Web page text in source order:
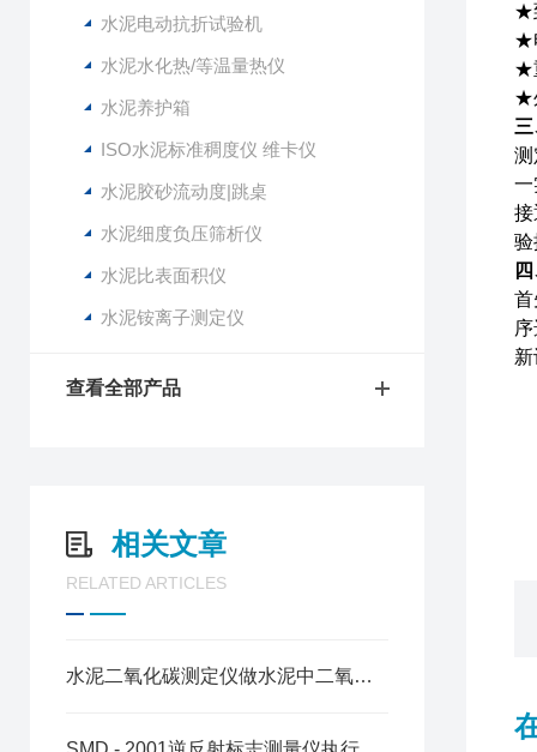
水泥电动抗折试验机
水泥水化热/等温量热仪
水泥养护箱
ISO水泥标准稠度仪 维卡仪
水泥胶砂流动度|跳桌
水泥细度负压筛析仪
水泥比表面积仪
水泥铵离子测定仪
查看全部产品
相关文章
RELATED ARTICLES
水泥二氧化碳测定仪做水泥中二氧化碳测定方法
★
★
★
★
测
一
接
验
首